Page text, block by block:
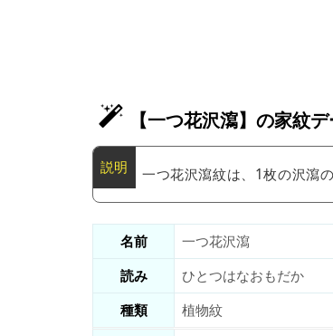
【一つ花沢瀉】の家紋デ
一つ花沢瀉紋は、1枚の沢瀉
名前
一つ花沢瀉
読み
ひとつはなおもだか
種類
植物紋